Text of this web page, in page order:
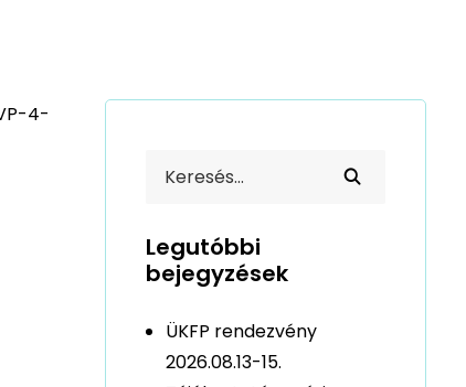
4-
Legutóbbi
bejegyzések
ÜKFP rendezvény
2026.08.13-15.